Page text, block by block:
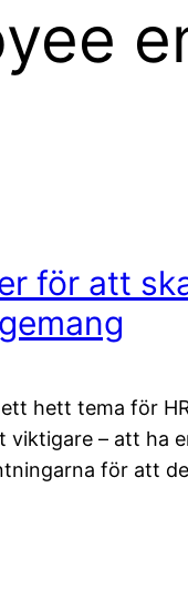
för att
hett tema för
viktigare – att ha
för att